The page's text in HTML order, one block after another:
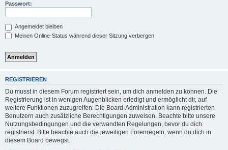
Passwort:
Angemeldet bleiben
Meinen Online-Status während dieser Sitzung verbergen
REGISTRIEREN
Du musst in diesem Forum registriert sein, um dich anmelden zu können. Die
Registrierung ist in wenigen Augenblicken erledigt und ermöglicht dir, auf
weitere Funktionen zuzugreifen. Die Board-Administration kann registrierten
Benutzern auch zusätzliche Berechtigungen zuweisen. Beachte bitte unsere
Nutzungsbedingungen und die verwandten Regelungen, bevor du dich
registrierst. Bitte beachte auch die jeweiligen Forenregeln, wenn du dich in
diesem Board bewegst.